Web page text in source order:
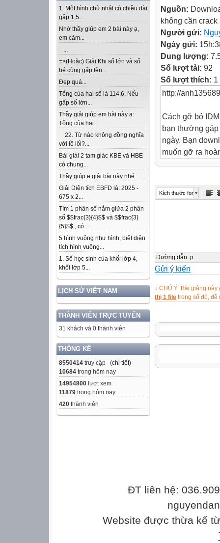
1. Một hình chữ nhật có chiều dài
gấp 1,5...
Nhờ thầy giúp em 2 bài này ạ,
em cảm...
...
=>(Hoặc) Giải Khi số lớn và số
bé cùng gấp lên...
Đẹp quá...
Tổng của hai số là 114,6. Nếu
gấp số lớn...
Thầy giải giúp em bài này ạ:
Tổng của hai...
22. Từ nào không đồng nghĩa
với lề lối?...
Bài giải 2 tam giác KBE và HBE
có chung...
Thầy giúp e giải bài này nhé: ...
Giải Diện tích EBFD là: 2025 -
675 x 2...
Tìm 1 phân số nằm giữa 2 phân
số $$frac{3}{4}$$ và $$frac{3}
{5}$$ , có...
5 hình vuông như hình, biết diện
tích hình vuông...
1. Số học sinh của khối lớp 4,
khối lớp 5...
LỊCH SỬ VIỆT NAM
THÀNH VIÊN TRỰC TUYẾN
31 khách và 0 thành viên
THỐNG KÊ
8550414 truy cập (chi tiết)
10684 trong hôm nay
14954800 lượt xem
11879 trong hôm nay
420 thành viên
Nguồn:
không cần crack
Người gửi:
Ngày gửi:
Dung lượng:
Số lượt tải: 92
Số lượt thích:
http://
Cách gỡ bỏ
bạn thường
ngày. Bạn
muốn gỡ ra
Bạn đang dùng
báo rằng bạn
bình thường :


Tìm đến ứng
Bây giờ hãy để
nên sẽ hiện ra
nó,và chọn
tác delete nó
Kích thước font
Đường dẫn: p
Gửi ý kiến
↓ CHÚ Ý: Bài giảng này
thị 1 file trong số đó, đề
ĐT liên hệ:
Website được thừa kế